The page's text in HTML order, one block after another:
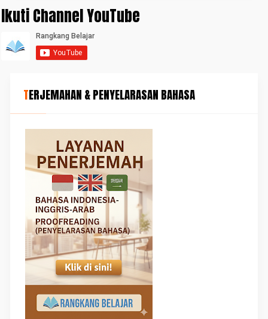
Ikuti Channel YouTube
TERJEMAHAN & PENYELARASAN BAHASA